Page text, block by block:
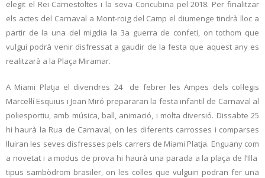
elegit el Rei Carnestoltes i la seva Concubina pel 2018. Per finalitzar
els actes del Carnaval a Mont-roig del Camp el diumenge tindrà lloc a
partir de la una del migdia la 3a guerra de confeti, on tothom que
vulgui podrà venir disfressat a gaudir de la festa que aquest any es
realitzarà a la Plaça Miramar.
A Miami Platja el divendres 24 de febrer les Ampes dels col·legis
Marcel·lí Esquius i Joan Miró prepararan la festa infantil de Carnaval al
poliesportiu, amb música, ball, animació, i molta diversió. Dissabte 25
hi haurà la Rua de Carnaval, on les diferents carrosses i comparses
lluiran les seves disfresses pels carrers de Miami Platja. Enguany com
a novetat i a modus de prova hi haurà una parada a la plaça de l’Illa
tipus sambòdrom brasiler, on les colles que vulguin podran fer una